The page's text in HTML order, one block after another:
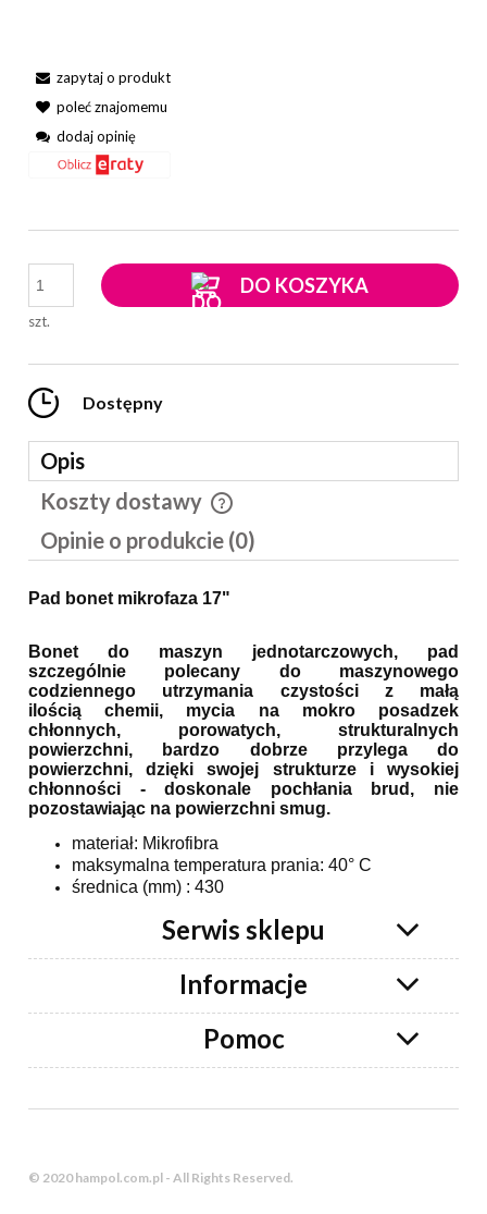
zapytaj o produkt
poleć znajomemu
dodaj opinię
szt.
DO KOSZYKA
Dostępny
Opis
Koszty dostawy
Cena nie zawiera ewentualnych kosztów płatności
Opinie o produkcie (0)
Pad bonet mikrofaza 17"
Bonet do maszyn jednotarczowych, pad
szczególnie polecany do maszynowego
codziennego utrzymania czystości z małą
ilością chemii, mycia na mokro posadzek
chłonnych, porowatych, strukturalnych
powierzchni, bardzo dobrze przylega do
powierzchni, dzięki swojej strukturze i wysokiej
chłonności - doskonale pochłania brud, nie
pozostawiając na powierzchni smug.
materiał: Mikrofibra
maksymalna temperatura prania: 40° C
średnica (mm) : 430
Serwis sklepu
Informacje
Pomoc
© 2020 hampol.com.pl - All Rights Reserved.